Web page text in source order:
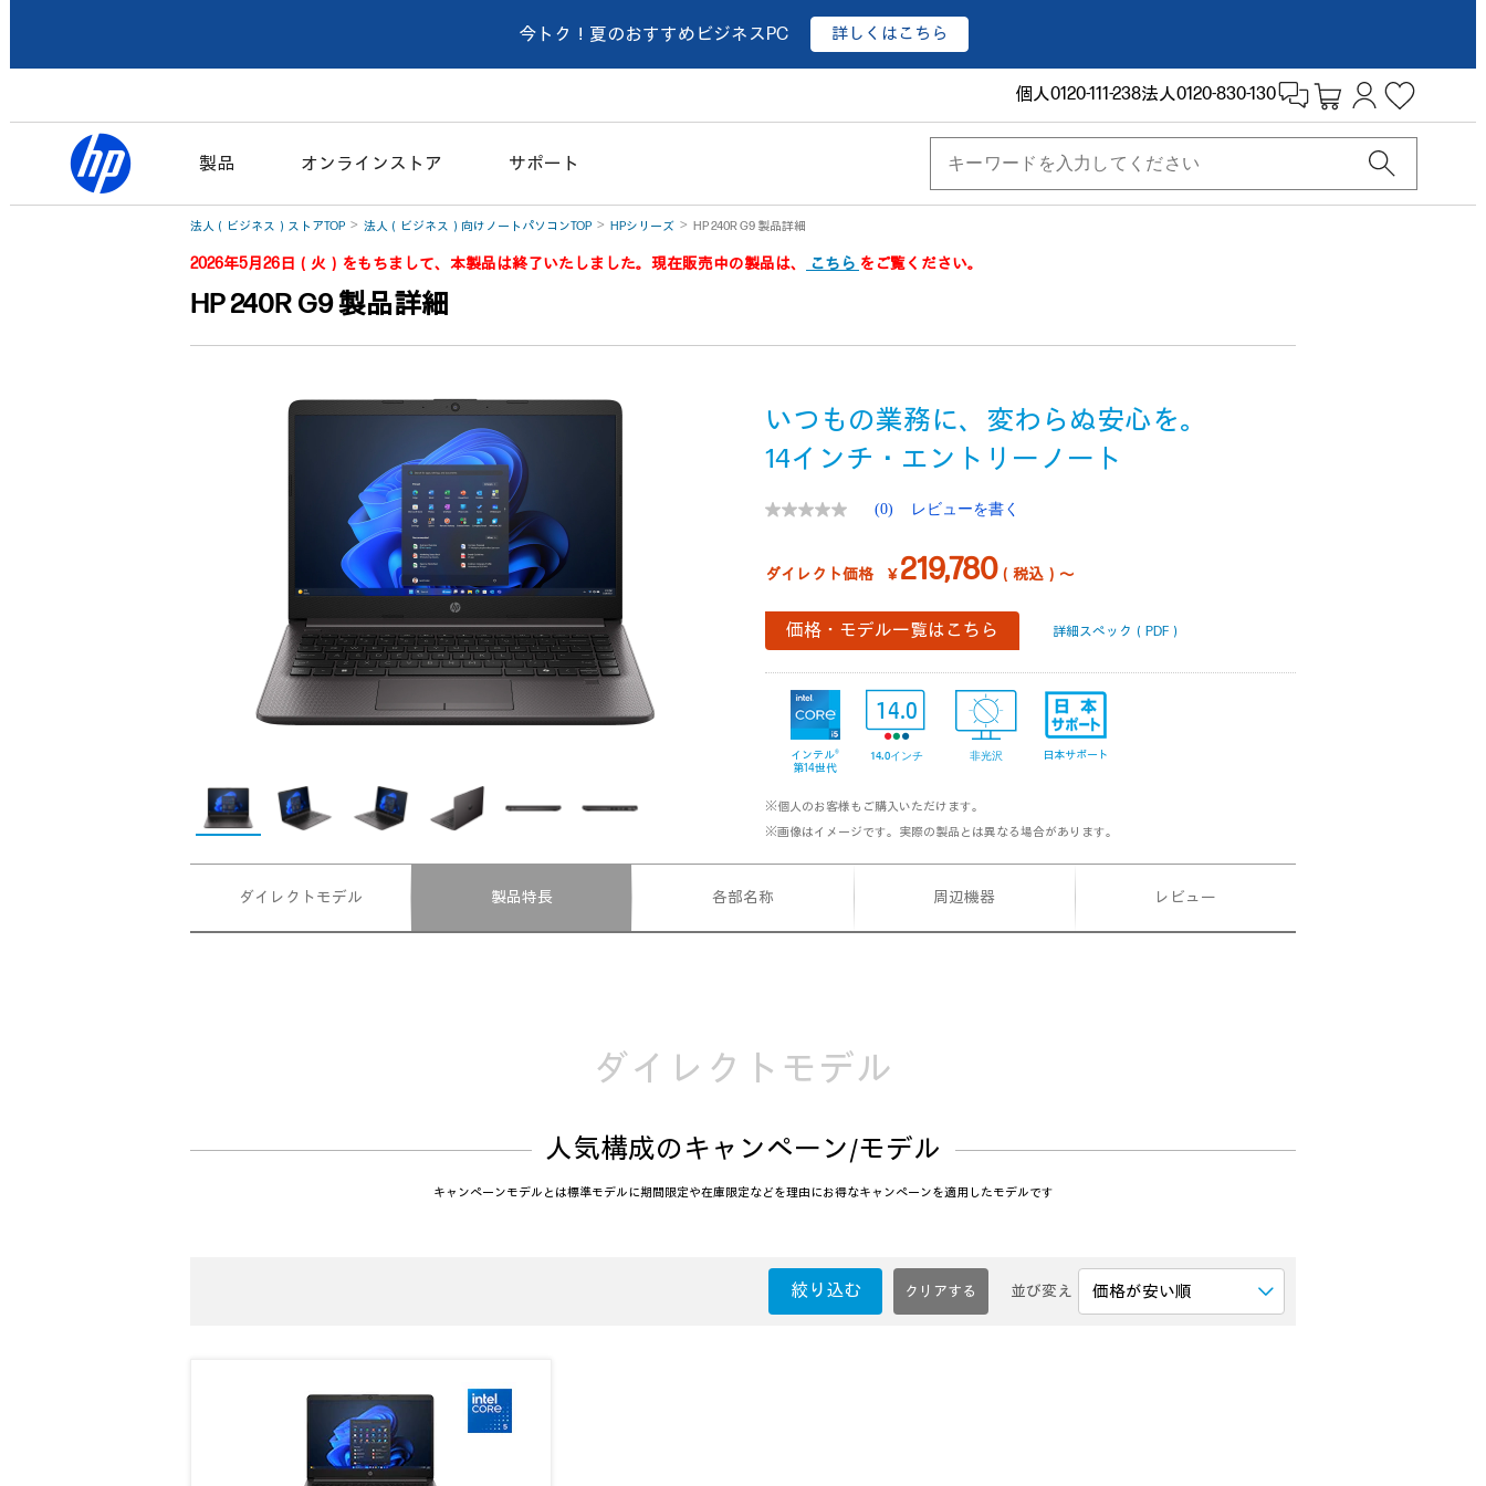
今トク！夏のおすすめビジネスPC 詳しくはこちら
個人0120-111-238法人0120-830-130
製品 オンラインストア サポート
法人（ビジネス）ストアTOP 法人（ビジネス）向けノートパソコンTOP HPシリーズ HP 240R G9 製品詳細
2026年5月26日（火）をもちまして、本製品は終了いたしました。現在販売中の製品は、 こちら をご覧ください。
HP 240R G9 製品詳細
いつもの業務に、変わらぬ安心を。
14インチ・エントリーノート
評
な
じ
ペ
ジ
の
リ
ン
ク。
(0) レビューを書く
ダイレクト価格 ￥219,780（税込）～
価格・モデル一覧はこちら 詳細スペック（PDF）
インテル®
第14世代
14.0
14.0インチ 非光沢 日本サポート
※個人のお客様もご購入いただけます。
※画像はイメージです。実際の製品とは異なる場合があります。
ダイレクトモデル 製品特長 各部名称 周辺機器 レビュー
ダイレクトモデル
人気構成のキャンペーン/モデル
キャンペーンモデルとは標準モデルに期間限定や在庫限定などを理由にお得なキャンペーンを適用したモデルです
絞り込む 並び変え